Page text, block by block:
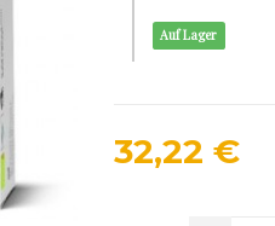
Auf Lager
32,22 €